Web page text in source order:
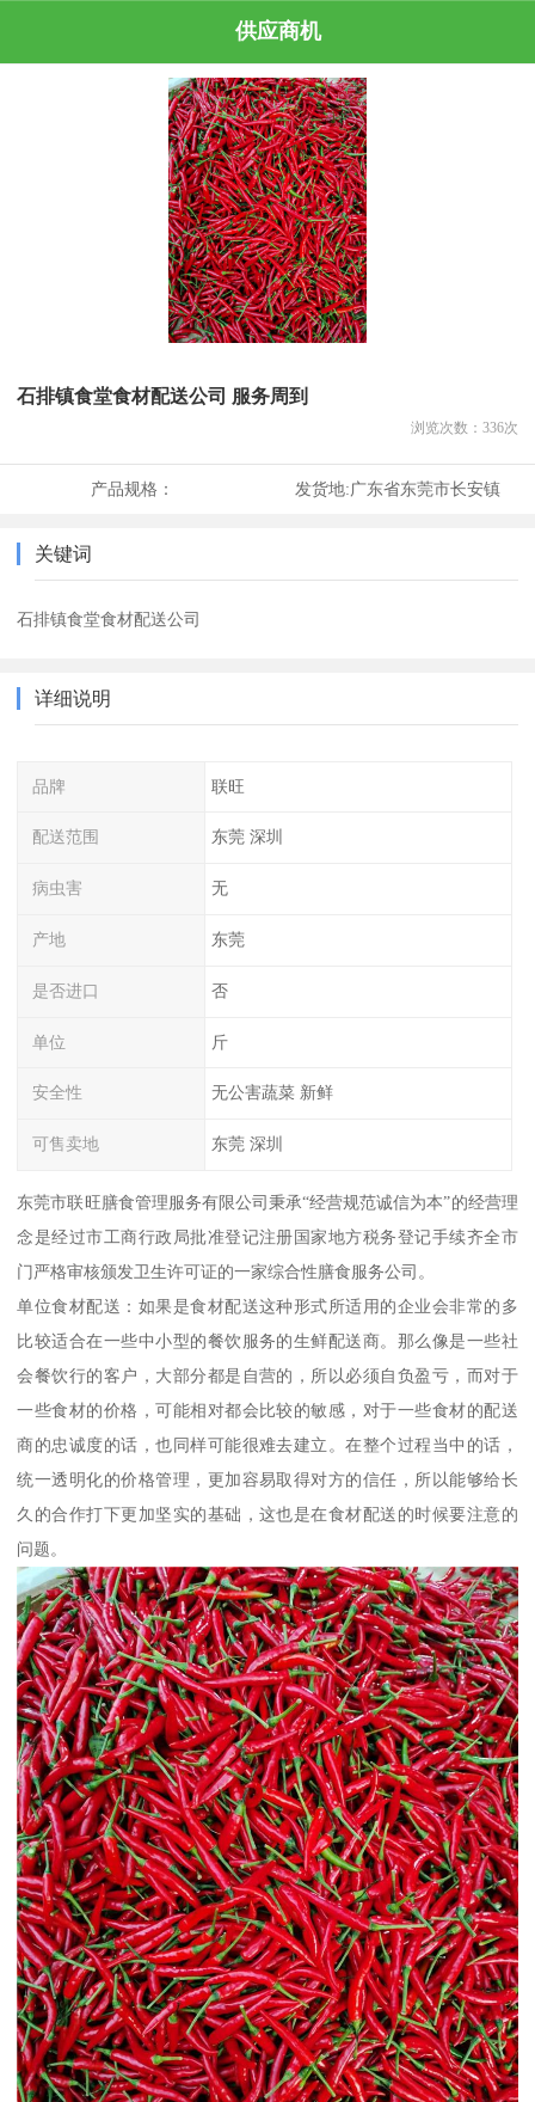
供应商机
石排镇食堂食材配送公司 服务周到
浏览次数： 336次
产品规格： 发货地:广东省东莞市长安镇
关键词
石排镇食堂食材配送公司
详细说明
品牌 联旺
配送范围 东莞 深圳
病虫害 无
产地 东莞
是否进口 否
单位 斤
安全性 无公害蔬菜 新鲜
可售卖地 东莞 深圳
东莞市联旺膳食管理服务有限公司秉承“经营规范诚信为本”的经营理
念是经过市工商行政局批准登记注册国家地方税务登记手续齐全市
门严格审核颁发卫生许可证的一家综合性膳食服务公司。
单位食材配送：如果是食材配送这种形式所适用的企业会非常的多
比较适合在一些中小型的餐饮服务的生鲜配送商。那么像是一些社
会餐饮行的客户，大部分都是自营的，所以必须自负盈亏，而对于
一些食材的价格，可能相对都会比较的敏感，对于一些食材的配送
商的忠诚度的话，也同样可能很难去建立。在整个过程当中的话，
统一透明化的价格管理，更加容易取得对方的信任，所以能够给长
久的合作打下更加坚实的基础，这也是在食材配送的时候要注意的
问题。